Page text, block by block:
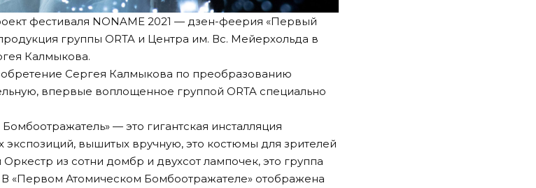
фестиваля NONAME 2021 — дзен-феерия «Первый
группы ORTA и Центра им. Вс. Мейерхольда в
Калмыкова.
Сергея Калмыкова по преобразованию
впервые воплощенное группой ORTA специально
— это гигантская инсталляция
вышитых вручную, это костюмы для зрителей
Оркестр из сотни домбр и двухсот лампочек, это группа
«Первом Атомическом Бомбоотражателе» отображена